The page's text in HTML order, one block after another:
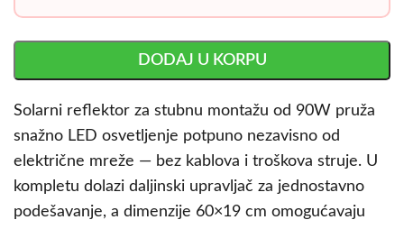
DODAJ U KORPU
Solarni reflektor za stubnu montažu od 90W pruža
snažno LED osvetljenje potpuno nezavisno od
električne mreže — bez kablova i troškova struje. U
kompletu dolazi daljinski upravljač za jednostavno
podešavanje, a dimenzije 60×19 cm omogućavaju